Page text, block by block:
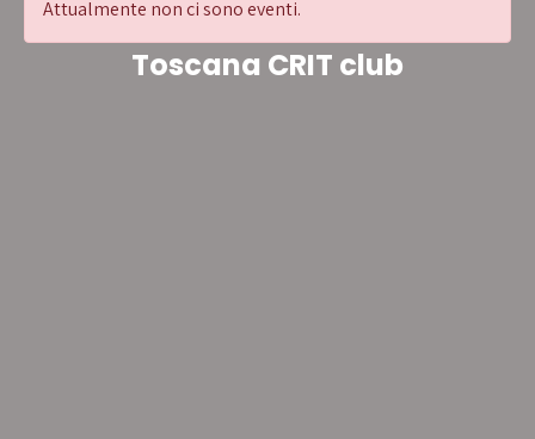
Attualmente non ci sono eventi.
Toscana CRIT club